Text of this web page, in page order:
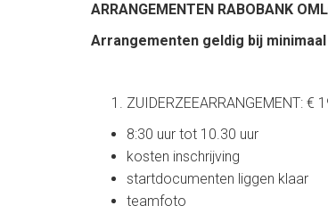
ARRANGEMENTEN RABOBANK
Arrangementen geldig bij
ZUIDERZEEARRANGEMENT: €
8:30 uur tot 10.30 uur
kosten inschrijving
startdocumenten liggen klaar
teamfoto